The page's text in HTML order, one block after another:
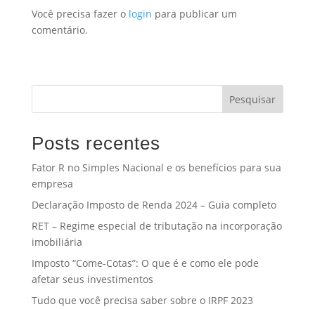
Você precisa fazer o login para publicar um
comentário.
Pesquisar
Posts recentes
Fator R no Simples Nacional e os benefícios para sua
empresa
Declaração Imposto de Renda 2024 – Guia completo
RET – Regime especial de tributação na incorporação
imobiliária
Imposto “Come-Cotas”: O que é e como ele pode
afetar seus investimentos
Tudo que você precisa saber sobre o IRPF 2023